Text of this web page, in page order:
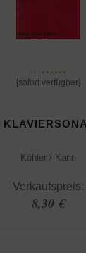
[sofort verfügbar]
Köhler / Kann
Verkaufspreis:
8,30 €